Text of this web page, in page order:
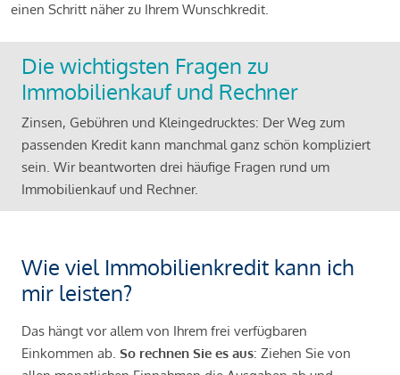
einen Schritt näher zu Ihrem Wunschkredit.
Die wichtigsten Fragen zu
Immobilienkauf und Rechner
Zinsen, Gebühren und Kleingedrucktes: Der Weg zum
passenden Kredit kann manchmal ganz schön kompliziert
sein. Wir beantworten drei häufige Fragen rund um
Immobilienkauf und Rechner.
Wie viel Immobilienkredit kann ich
mir leisten?
Das hängt vor allem von Ihrem frei verfügbaren
Einkommen ab. So rechnen Sie es aus: Ziehen Sie von